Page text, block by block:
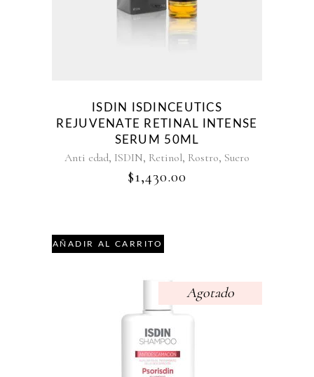
ISDIN ISDINCEUTICS
REJUVENATE RETINAL INTENSE
SERUM 50ML
Anti edad, ISDIN, Retinol, Rostro, Suero
$1,430.00
AÑADIR AL CARRITO
Agotado